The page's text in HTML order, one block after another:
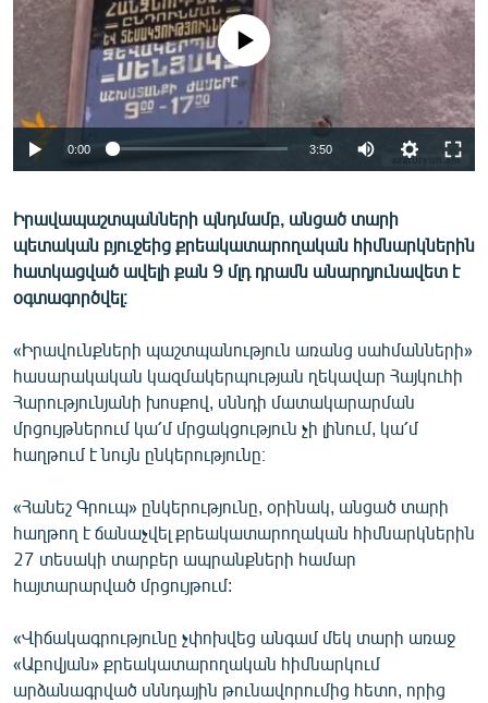
ՄԻՋԱԶԳԱՅԻՆ
ՄՇԱԿՈՒՅԹ
ՏՏ ԵՒ ԻՆՏԵՐՆԵՏ
ԿՈՐՈՆԱՎԻՐՈՒՍ
ԱՐԽԻՎ
ՏԵՍԱՆՅՈՒԹԵՐ
ՁԳՏԵԼՈՎ ԼԱՎԱԳՈՒՅՆԻՆ
ՓՈԴՔԱՍԹ
Հայերեն
English
Русский
No media source currently available
0:00 3:50
Իրավապաշտպանների պնդմամբ, անցած տարի
պետական բյուջեից քրեակատարողական հիմնարկներին
հատկացված ավելի քան 9 մլդ դրամն անարդյունավետ է
օգտագործվել։
«Իրավունքների պաշտպանություն առանց սահմանների»
հասարակական կազմակերպության ղեկավար Հայկուհի
Հարությունյանի խոսքով, սննդի մատակարարման
մրցույթներում կա՛մ մրցակցություն չի լինում, կա՛մ
հաղթում է նույն ընկերությունը։
«Հանեշ Գրուպ» ընկերությունը, օրինակ, անցած տարի
հաղթող է ճանաչվել քրեակատարողական հիմնարկներին
27 տեսակի տարբեր ապրանքների համար
հայտարարված մրցույթում:
«Վիճակագրությունը չփոխվեց անգամ մեկ տարի առաջ
«Աբովյան» քրեակատարողական հիմնարկում
արձանագրված սննդային թունավորումից հետո, որից